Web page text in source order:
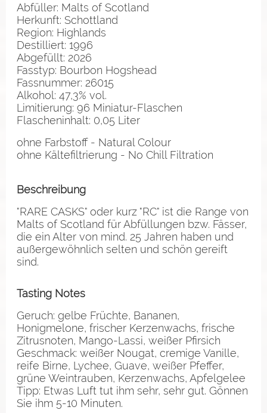
Abfüller: Malts of Scotland
Herkunft: Schottland
Region: Highlands
Destilliert: 1996
Abgefüllt: 2026
Fasstyp: Bourbon Hogshead
Fassnummer: 26015
Alkohol: 47,3% vol.
Limitierung: 96 Miniatur-Flaschen
Flascheninhalt: 0,05 Liter
ohne Farbstoff - Natural Colour
ohne Kältefiltrierung - No Chill Filtration
Beschreibung
"RARE CASKS" oder kurz "RC" ist die Range von
Malts of Scotland für Abfüllungen bzw. Fässer,
die ein Alter von mind. 25 Jahren haben und
außergewöhnlich selten und schön gereift
sind.
Tasting Notes
Geruch: gelbe Früchte, Bananen,
Honigmelone, frischer Kerzenwachs, frische
Zitrusnoten, Mango-Lassi, weißer Pfirsich
Geschmack: weißer Nougat, cremige Vanille,
reife Birne, Lychee, Guave, weißer Pfeffer,
grüne Weintrauben, Kerzenwachs, Apfelgelee
Tipp: Etwas Luft tut ihm sehr, sehr gut. Gönnen
Sie ihm 5-10 Minuten.